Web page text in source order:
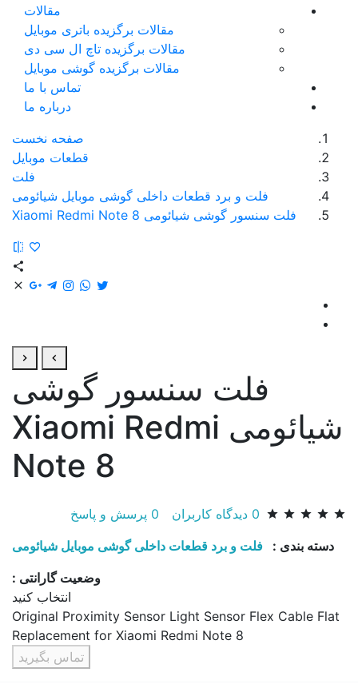
مقالات
مقالات برگزیده باتری موبایل
مقالات برگزیده تاچ ال سی دی
مقالات برگزیده گوشی موبایل
تماس با ما
درباره ما
صفحه نخست
قطعات موبایل
فلت
فلت و برد قطعات داخلی گوشی موبایل شیائومی
فلت سنسور گوشی شیائومی Xiaomi Redmi Note 8
فلت سنسور گوشی
شیائومی Xiaomi Redmi
Note 8
0 دیدگاه کاربران 0 پرسش و پاسخ
دسته بندی :
فلت و برد قطعات داخلی گوشی موبایل شیائومی
وضعیت گارانتی :
انتخاب کنید
Original Proximity Sensor Light Sensor Flex Cable Flat
Replacement for Xiaomi Redmi Note 8
تماس بگیرید